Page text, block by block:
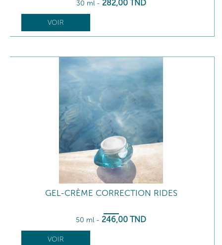
30 ml - 282,00 TND
VOIR
GEL-CRÈME CORRECTION RIDES
50 ml - 246,00 TND
VOIR